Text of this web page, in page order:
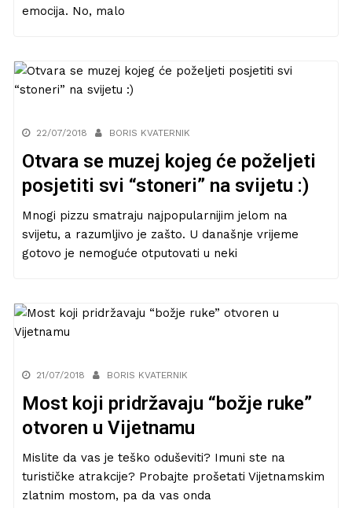
emocija. No, malo
22/07/2018 BORIS KVATERNIK
Otvara se muzej kojeg će poželjeti
posjetiti svi “stoneri” na svijetu :)
Mnogi pizzu smatraju najpopularnijim jelom na
svijetu, a razumljivo je zašto. U današnje vrijeme
gotovo je nemoguće otputovati u neki
21/07/2018 BORIS KVATERNIK
Most koji pridržavaju “božje ruke”
otvoren u Vijetnamu
Mislite da vas je teško oduševiti? Imuni ste na
turističke atrakcije? Probajte prošetati Vijetnamskim
zlatnim mostom, pa da vas onda